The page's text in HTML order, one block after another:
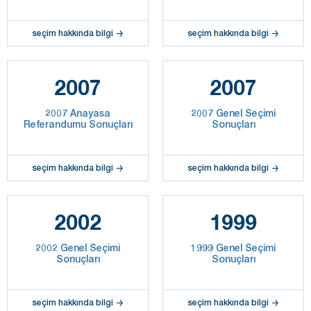
seçim hakkında bilgi seçim hakkında bilgi
2007
2007 Anayasa
Referandumu Sonuçları
seçim hakkında bilgi
2007
2007 Genel Seçimi
Sonuçları
seçim hakkında bilgi
2002
2002 Genel Seçimi
Sonuçları
seçim hakkında bilgi
1999
1999 Genel Seçimi
Sonuçları
seçim hakkında bilgi